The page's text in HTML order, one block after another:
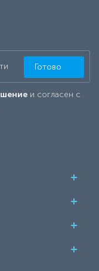
и согласен с
Готово